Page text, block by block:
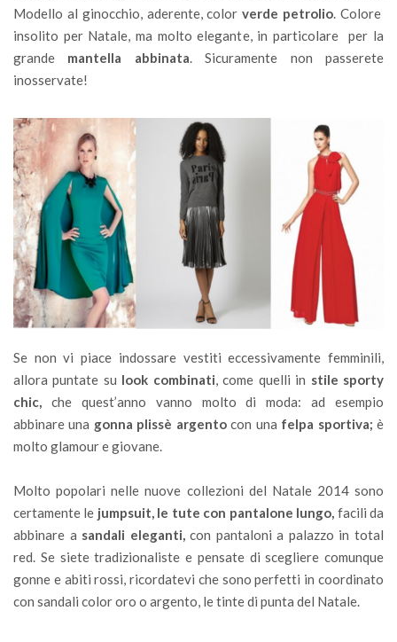
Modello al ginocchio, aderente, colorverde petrolio. Colore
insolito per Natale, ma molto elegante, in particolare per la
grande mantella abbinata. Sicuramente non passerete
inosservate!
Se non vi piace indossare vestiti eccessivamente femminili,
allora puntate su look combinati, come quelli in stile sporty
chic, che quest’anno vanno molto di moda: ad esempio
abbinare una gonna plissè argentocon una felpa sportiva; è
molto glamour e giovane.
Molto popolari nelle nuove collezioni del Natale 2014 sono
certamente le jumpsuit, le tute con pantalone lungo, facili da
abbinare a sandali eleganti,con pantaloni a palazzo in total
red. Se siete tradizionaliste e pensate di scegliere comunque
gonne e abiti rossi, ricordatevi che sono perfetti in coordinato
con sandali color oro o argento, le tinte di punta del Natale.